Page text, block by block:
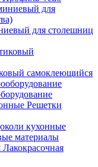
для столешниц
самоклеющийся
Решетки
кухонные
материалы
Лакокрасочная